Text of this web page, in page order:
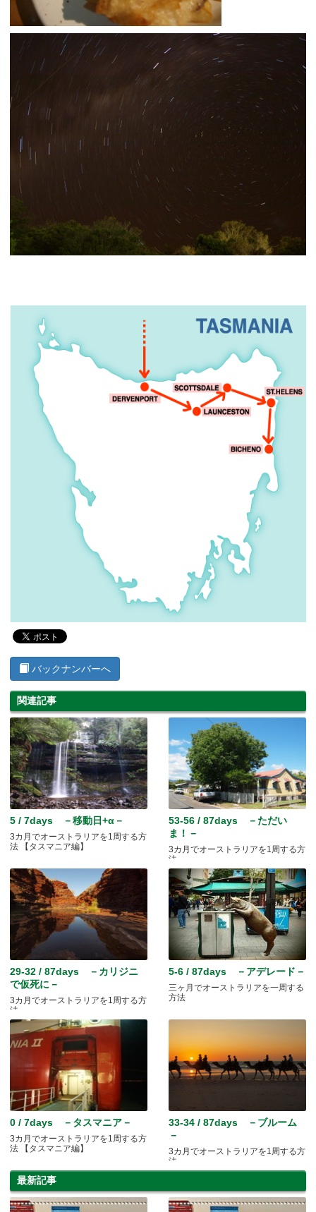
バックナンバーへ
関連記事
5 / 7days －移動日+α－
3カ月でオーストラリアを1周する方
法 【タスマニア編】
53-56 / 87days －ただい
ま！－
3カ月でオーストラリアを1周する方
法
29-32 / 87days －カリジニ
で仮死に－
3カ月でオーストラリアを1周する方
法
5-6 / 87days －アデレード－
三ヶ月でオーストラリアを一周する
方法
0 / 7days －タスマニア－
3カ月でオーストラリアを1周する方
法 【タスマニア編】
33-34 / 87days －ブルーム
－
3カ月でオーストラリアを1周する方
法
最新記事